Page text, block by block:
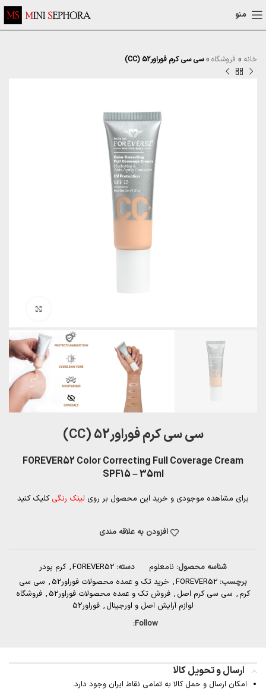
منو
خانه » فروشگاه »سی سی کرم فوراور52 (CC)
سی سی کرم فوراور52 (CC)
FOREVER52 Color Correcting Full Coverage Cream
SPF15 – 35ml
برای مشاهده موجودی و خرید این محصول بر روی لینک رنگی کلیک کنید
افزودن به علاقه مندی
شناسه محصول: نامعلوم دسته: FOREVER52
, کرم پودر
برچسب: FOREVER52
, خرید تک و عمده محصولات فوراور52 , سی سی
کرم , سی سی کرم اصل , فروش تک و عمده محصولات فوراور52 , فروشگاه
لوازم آرایش اصل و اورجینال , فوراور52
Follow:
ارسال و تحویل کالا
امکان ارسال و حمل کالا به تمامی نقاط ایران وجود دارد.